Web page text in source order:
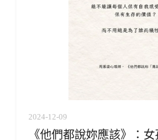
2024-12-09
《他們都說妳應該》：